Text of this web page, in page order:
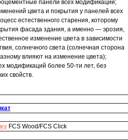
панели всех модификаций;
цвета и покрытия у панелей всех
естественного старения, которому
фасада здания, а именно — эрозия,
изменение цвета в зависимости
солнечного света (солнечная сторона
влияют на изменение цвета);
модификаций более 50-ти лет, без
свойств.
FCS Wood/FCS Click